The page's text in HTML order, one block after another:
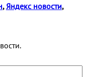
,Яндекс новости,